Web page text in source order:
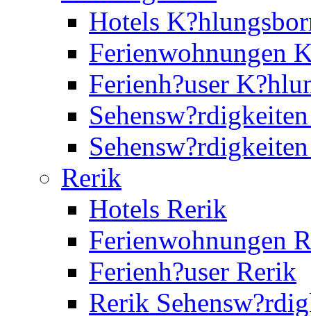
Hotels
Ferienwohnungen
Ferienh?user
Rerik
Hotels Rerik
Ferienwohnungen
Ferienh?user Rerik
Rerik